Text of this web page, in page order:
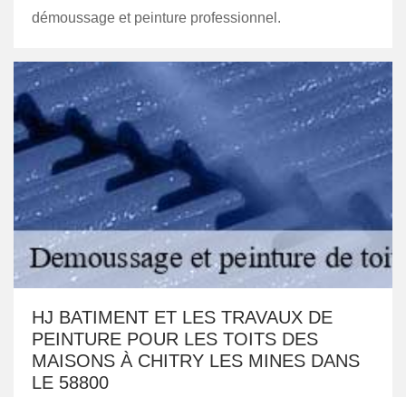
démoussage et peinture professionnel.
HJ BATIMENT ET LES TRAVAUX DE
PEINTURE POUR LES TOITS DES
MAISONS À CHITRY LES MINES DANS
LE 58800